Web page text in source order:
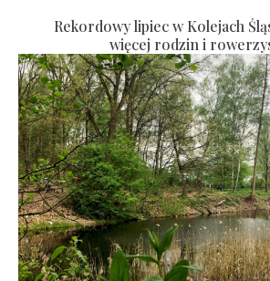
Rekordowy lipiec w Kolejach
więcej rodzin i